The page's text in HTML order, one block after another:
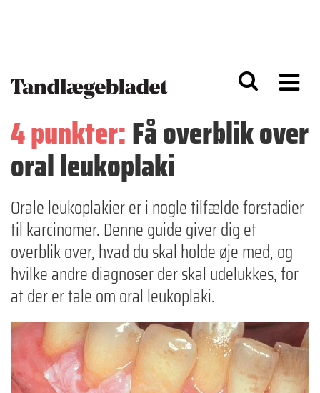
4 punkter:Få overblik over
oral leukoplaki
Orale leukoplakier er i nogle tilfælde forstadier
til karcinomer. Denne guide giver dig et
overblik over, hvad du skal holde øje med, og
hvilke andre diagnoser der skal udelukkes, for
at der er tale om oral leukoplaki.